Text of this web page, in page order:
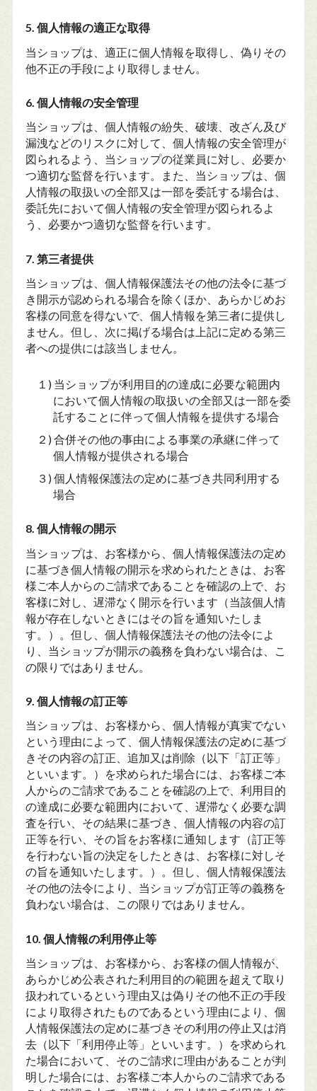
5. 個人情報の適正な取得
当ショップは、適正に個人情報を取得し、偽りその
他不正の手段により取得しません。
6. 個人情報の安全管理
当ショップは、個人情報の紛失、破壊、改ざん及び
漏洩などのリスクに対して、個人情報の安全管理が
図られるよう、当ショップの従業員に対し、必要か
つ適切な監督を行います。また、当ショップは、個
人情報の取扱いの全部又は一部を委託する場合は、
委託先において個人情報の安全管理が図られるよ
う、必要かつ適切な監督を行います。
7. 第三者提供
当ショップは、個人情報保護法その他の法令に基づ
き開示が認められる場合を除くほか、あらかじめお
客様の同意を得ないで、個人情報を第三者に提供し
ません。但し、次に掲げる場合は上記に定める第三
者への提供には該当しません。
１) 当ショップが利用目的の達成に必要な範囲内
において個人情報の取扱いの全部又は一部を委
託することに伴って個人情報を提供する場合
２) 合併その他の事由による事業の承継に伴って
個人情報が提供される場合
３) 個人情報保護法の定めに基づき共同利用する
場合
8. 個人情報の開示
当ショップは、お客様から、個人情報保護法の定め
に基づき個人情報の開示を求められたときは、お客
様ご本人からのご請求であることを確認の上で、お
客様に対し、遅滞なく開示を行います（当該個人情
報が存在しないときにはその旨を通知いたしま
す。）。但し、個人情報保護法その他の法令によ
り、当ショップが開示の義務を負わない場合は、こ
の限りではありません。
9. 個人情報の訂正等
当ショップは、お客様から、個人情報が真実でない
という理由によって、個人情報保護法の定めに基づ
きその内容の訂正、追加又は削除（以下「訂正等」
といいます。）を求められた場合には、お客様ご本
人からのご請求であることを確認の上で、利用目的
の達成に必要な範囲内において、遅滞なく必要な調
査を行い、その結果に基づき、個人情報の内容の訂
正等を行い、その旨をお客様に通知します（訂正等
を行わない旨の決定をしたときは、お客様に対しそ
の旨を通知いたします。）。但し、個人情報保護法
その他の法令により、当ショップが訂正等の義務を
負わない場合は、この限りではありません。
10. 個人情報の利用停止等
当ショップは、お客様から、お客様の個人情報が、
あらかじめ公表された利用目的の範囲を超えて取り
扱われているという理由又は偽りその他不正の手段
により取得されたものであるという理由により、個
人情報保護法の定めに基づきその利用の停止又は消
去（以下「利用停止等」といいます。）を求められ
た場合において、そのご請求に理由があることが判
明した場合には、お客様ご本人からのご請求である